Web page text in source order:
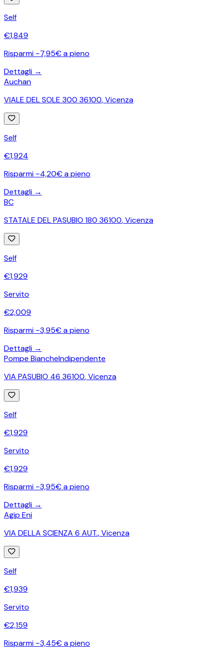
Self
€1,849
Risparmi ~7,95€ a pieno
Dettagli →
Auchan
VIALE DEL SOLE 300 36100,Vicenza
Self
€1,924
Risparmi ~4,20€ a pieno
Dettagli →
BC
STATALE DEL PASUBIO 180 36100,Vicenza
Self
€1,929
Servito
€2,009
Risparmi ~3,95€ a pieno
Dettagli →
Pompe BiancheIndipendente
VIA PASUBIO 46 36100,Vicenza
Self
€1,929
Servito
€1,929
Risparmi ~3,95€ a pieno
Dettagli →
Agip Eni
VIA DELLA SCIENZA 6 AUT.,Vicenza
Self
€1,939
Servito
€2,159
Risparmi ~3,45€ a pieno